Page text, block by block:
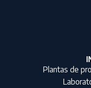
Plantas de